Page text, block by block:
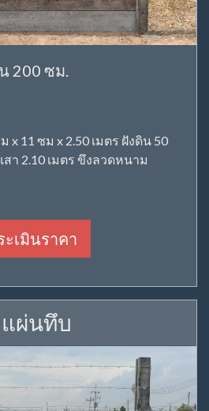
200 ซม.
x 11 ซม x 2.50 เมตร ฝังดิน 50
า 2.10 เมตร ขึงลวดหนาม
เมินราคา
แผ่นทึบ